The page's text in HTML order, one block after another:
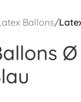
Ballons/